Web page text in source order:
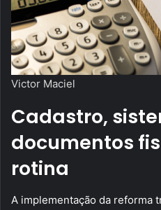
Victor Maciel
Cadastro,
documentos
rotina
A implementação da reforma